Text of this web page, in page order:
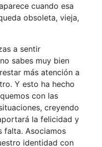
cuando esa
obsoleta, vieja,
a sentir
sabes muy bien
más atención a
Y esto ha hecho
con las
creyendo
la felicidad y
falta. Asociamos
identidad con